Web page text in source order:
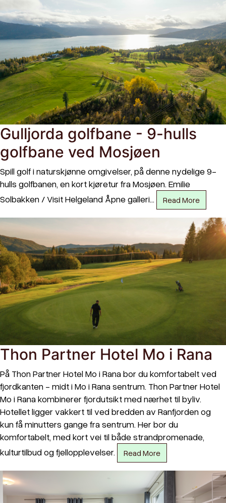
Gulljorda golfbane - 9-hulls
golfbane ved Mosjøen
Spill golf i naturskjønne omgivelser, på denne nydelige 9-
hulls golfbanen, en kort kjøretur fra Mosjøen. Emilie
Solbakken / Visit Helgeland Åpne galleri…
Read More
Thon Partner Hotel Mo i Rana
På Thon Partner Hotel Mo i Rana bor du komfortabelt ved
fjordkanten - midt i Mo i Rana sentrum. Thon Partner Hotel
Mo i Rana kombinerer fjordutsikt med nærhet til byliv.
Hotellet ligger vakkert til ved bredden av Ranfjorden og
kun få minutters gange fra sentrum. Her bor du
komfortabelt, med kort vei til både strandpromenade,
kulturtilbud og fjellopplevelser.
Read More